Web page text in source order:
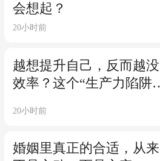
会想起？
20小时前
越想提升自己，反而越没
效率？这个“生产力陷阱”
20小时前
婚姻里真正的合适，从来